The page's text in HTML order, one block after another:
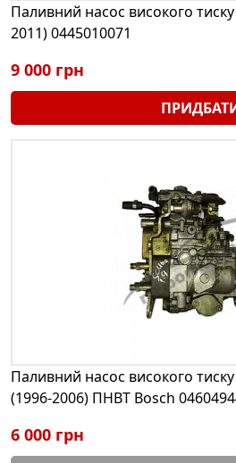
Паливний насос високого
2011) 0445010071
9 000 грн
Паливний насос високого
(1996-2006) ПНВТ Bosch
6 000 грн